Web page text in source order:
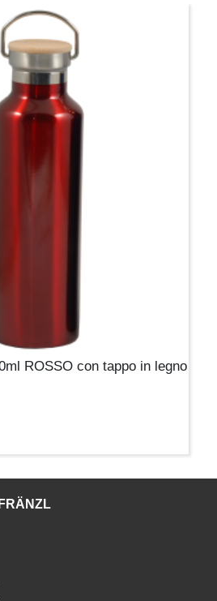
ROSSO con tappo in legno